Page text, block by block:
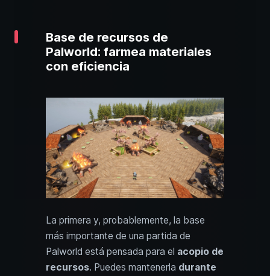
Base de recursos de
Palworld: farmea materiales
con eficiencia
La primera y, probablemente, la base
más importante de una partida de
Palworld está pensada para el acopio de
recursos. Puedes mantenerla durante